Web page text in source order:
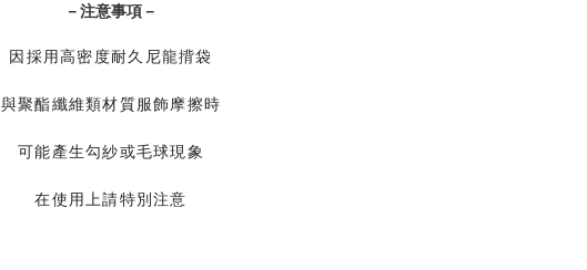
－注意事項－
因採用高密度耐久尼龍揹袋
與聚酯纖維類材質服飾摩擦時
可能產生勾紗或毛球現象
在使用上請特別注意